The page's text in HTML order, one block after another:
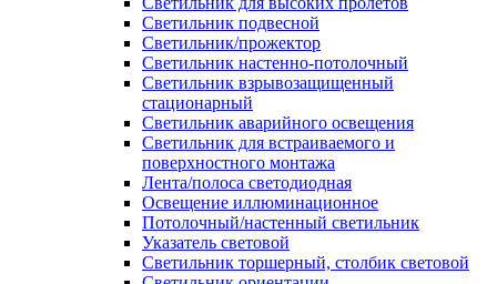
Светильник подвесной
Светильник/прожектор
Светильник настенно-потолочный
Светильник взрывозащищенный
стационарный
Светильник аварийного освещения
Светильник для встраиваемого и
поверхностного монтажа
Лента/полоса светодиодная
Освещение иллюминационное
Потолочный/настенный светильник
Указатель световой
Светильник торшерный, столбик световой